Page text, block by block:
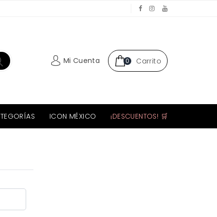
Mi Cuenta 0 Carrito
ICON MÉXICO ¡DESCUENTOS! 🛒